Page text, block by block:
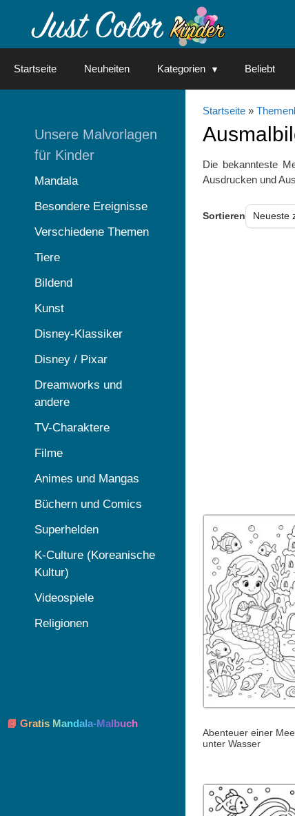
Startseite Neuheiten Kategorien Beliebt
Startseite»
Die bekannteste
Ausdrucken und
Sortieren
Abenteuer einer
unter Wasser
Unsere Malvorlagen
für Kinder
Mandala
Besondere Ereignisse
Verschiedene Themen
Tiere
Bildend
Kunst
Disney-Klassiker
Disney / Pixar
Dreamworks und
andere
TV-Charaktere
Filme
Animes und Mangas
Büchern und Comics
Superhelden
K-Culture (Koreanische
Kultur)
Videospiele
Religionen
📘 Gratis Mandala-Malbuch